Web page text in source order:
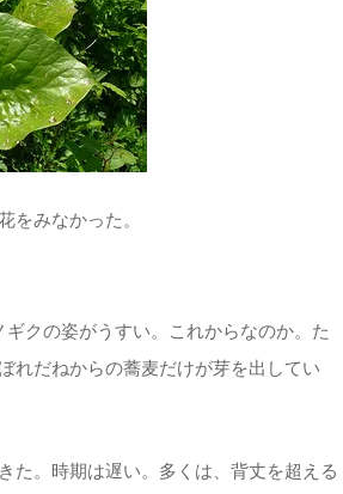
をみなかった。
クの姿がうすい。これからなのか。た
れだねからの蕎麦だけが芽を出してい
。時期は遅い。多くは、背丈を超える